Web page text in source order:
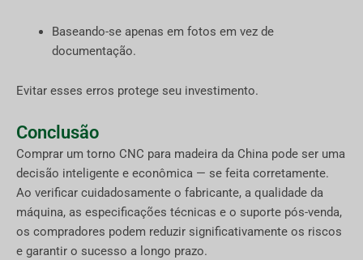
Baseando-se apenas em fotos em vez de
documentação.
Evitar esses erros protege seu investimento.
Conclusão
Comprar um torno CNC para madeira da China pode ser uma
decisão inteligente e econômica — se feita corretamente.
Ao verificar cuidadosamente o fabricante, a qualidade da
máquina, as especificações técnicas e o suporte pós-venda,
os compradores podem reduzir significativamente os riscos
e garantir o sucesso a longo prazo.